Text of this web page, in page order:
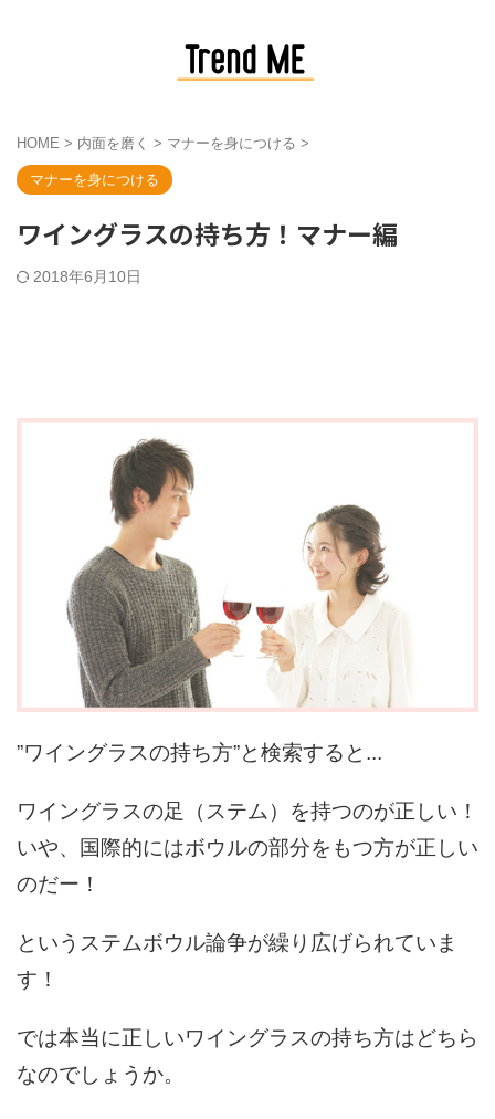
HOME > 内面を磨く > マナーを身につける >
マナーを身につける
ワイングラスの持ち方！マナー編
2018年6月10日
”ワイングラスの持ち方”と検索すると...
ワイングラスの足（ステム）を持つのが正しい！
いや、国際的にはボウルの部分をもつ方が正しい
のだー！
というステムボウル論争が繰り広げられていま
す！
では本当に正しいワイングラスの持ち方はどちら
なのでしょうか。